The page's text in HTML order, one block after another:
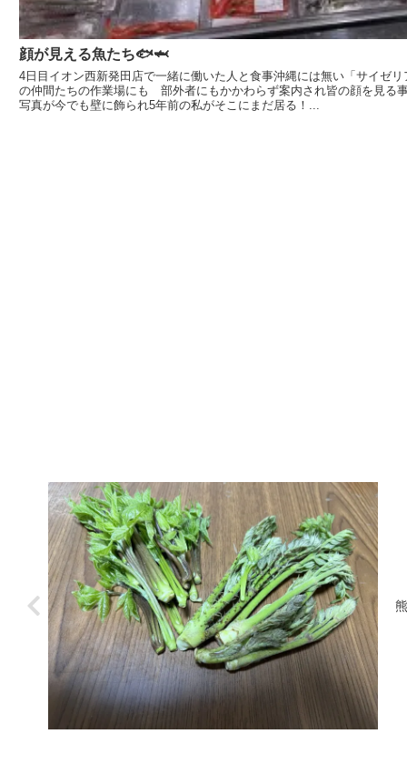
顔が見える魚たち🐟🦈
4日目イオン西新発田店で一緒に働いた人と食事沖縄には無い「サイゼ
の仲間たちの作業場にも 部外者にもかかわらず案内され皆の顔を見る
写真が今でも壁に飾られ5年前の私がそこにまだ居る！...